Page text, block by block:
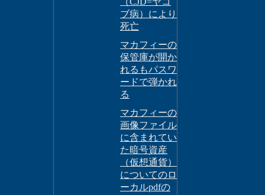
ブ病）により
死亡
マカフィーの
保管庫が開か
れるもパスワ
ードで弾かれ
る
マカフィーの
画像ファイル
に含まれてい
た暗号資産
（仮想通貨）
についてのロ
ーカルpdfの